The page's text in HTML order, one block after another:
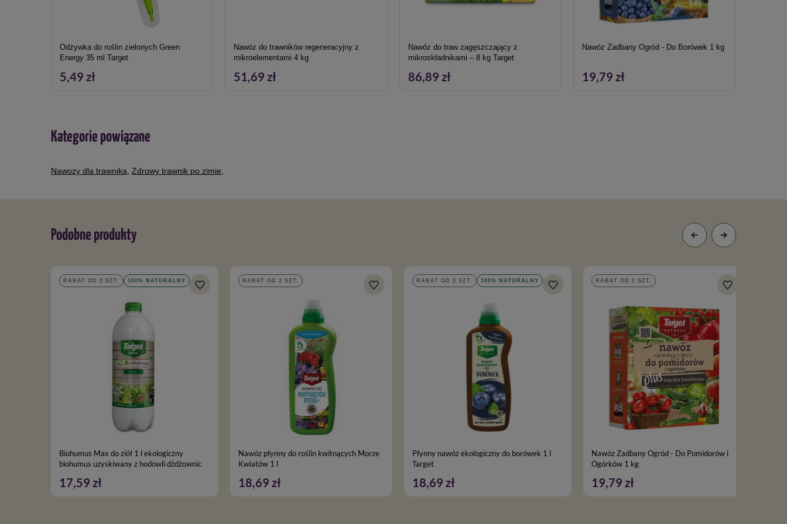
Odżywka do roślin zielonych Green
Energy 35 ml Target
5,49 zł
Nawóz do trawników regeneracyjny z
mikroelementami 4 kg
51,69 zł
Nawóz do traw zagęszczający z
mikroskładnikami – 8 kg Target
86,89 zł
Nawóz Zadbany Ogród - Do Borówek 1 kg
19,79 zł
Kategorie powiązane
Nawozy dla trawnika Zdrowy trawnik po zimie
Podobne produkty
RABAT OD 2 SZT. 100% NATURALNY
Biohumus Max do ziół 1 l ekologiczny
biohumus uzyskiwany z hodowli dżdżownic
17,59 zł
RABAT OD 2 SZT.
Nawóz płynny do roślin kwitnących Morze
Kwiatów 1 l
18,69 zł
RABAT OD 2 SZT. 100% NATURALNY
Płynny nawóz ekologiczny do borówek 1 l
Target
18,69 zł
RABAT OD 2 SZT.
Nawóz Zadbany Ogród - Do Pomidorów i
Ogórków 1 kg
19,79 zł